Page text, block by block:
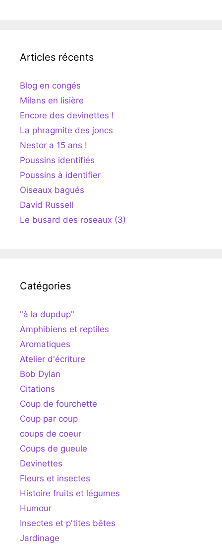
Articles récents
Blog en congés
Milans en lisière
Encore des devinettes !
La phragmite des joncs
Nestor a 15 ans !
Poussins identifiés
Poussins à identifier
Oiseaux bagués
David Russell
Le busard des roseaux (3)
Catégories
"à la dupdup"
Amphibiens et reptiles
Aromatiques
Atelier d'écriture
Bob Dylan
Citations
Coup de fourchette
Coup par coup
coups de coeur
Coups de gueule
Devinettes
Fleurs et insectes
Histoire fruits et légumes
Humour
Insectes et p'tites bêtes
Jardinage